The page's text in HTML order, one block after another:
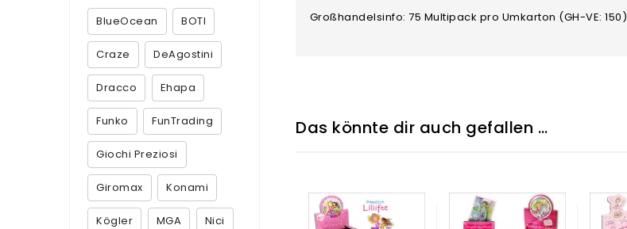
Großhandelsinfo: 75 Multipack pro Umkarton (GH-VE: 150)
Das könnte dir auch gefallen …
BlueOcean BOTI
Craze DeAgostini
Dracco Ehapa
Funko FunTrading
Giochi Preziosi
Giromax Konami
Kögler MGA Nici